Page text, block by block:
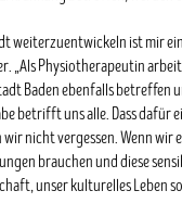
weiterzuentwickeln ist mir
Physiotherapeutin
Baden ebenfalls betreffen
betrifft uns alle. Dass dafür
nicht vergessen. Wenn wir
brauchen und diese
unser kulturelles Leben